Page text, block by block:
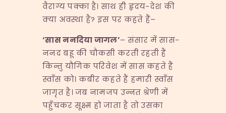
वैराग्य पक्का है। साथ ही हृदय-देश की
क्या अवस्था है? इस पर कहते हैं–
‘सास ननदिया जागल’– संसार में सास-
ननद बहू की चौकसी करती रहती हैं
किन्तु यौगिक परिवेश में सास कहते हैं
स्वाँस को। कबीर कहते हैं हमारी स्वाँस
जागृत है। जब नामजप उन्नत श्रेणी में
पहुँचकर सूक्ष्म हो जाता है तो उसका